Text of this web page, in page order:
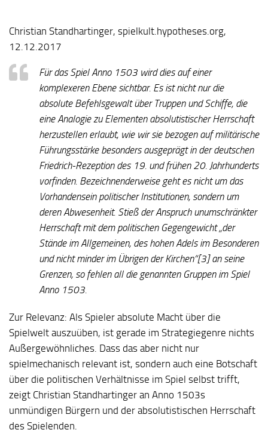
Christian Standhartinger, spielkult.hypotheses.org,
12.12.2017
Für das Spiel Anno 1503 wird dies auf einer
komplexeren Ebene sichtbar. Es ist nicht nur die
absolute Befehlsgewalt über Truppen und Schiffe, die
eine Analogie zu Elementen absolutistischer Herrschaft
herzustellen erlaubt, wie wir sie bezogen auf militärische
Führungsstärke besonders ausgeprägt in der deutschen
Friedrich-Rezeption des 19. und frühen 20. Jahrhunderts
vorfinden. Bezeichnenderweise geht es nicht um das
Vorhandensein politischer Institutionen, sondern um
deren Abwesenheit. Stieß der Anspruch unumschränkter
Herrschaft mit dem politischen Gegengewicht „der
Stände im Allgemeinen, des hohen Adels im Besonderen
und nicht minder im Übrigen der Kirchen“[3] an seine
Grenzen, so fehlen all die genannten Gruppen im Spiel
Anno 1503.
Zur Relevanz: Als Spieler absolute Macht über die
Spielwelt auszuüben, ist gerade im Strategiegenre nichts
Außergewöhnliches. Dass das aber nicht nur
spielmechanisch relevant ist, sondern auch eine Botschaft
über die politischen Verhältnisse im Spiel selbst trifft,
zeigt Christian Standhartinger an Anno 1503s
unmündigen Bürgern und der absolutistischen Herrschaft
des Spielenden.